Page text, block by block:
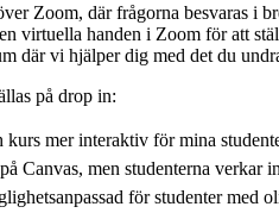
Zoom, där frågorna besvaras i
virtuella handen i Zoom för att
där vi hjälper dig med det du
på drop in:
kurs mer interaktiv för mina
Canvas, men studenterna verkar
för studenter med